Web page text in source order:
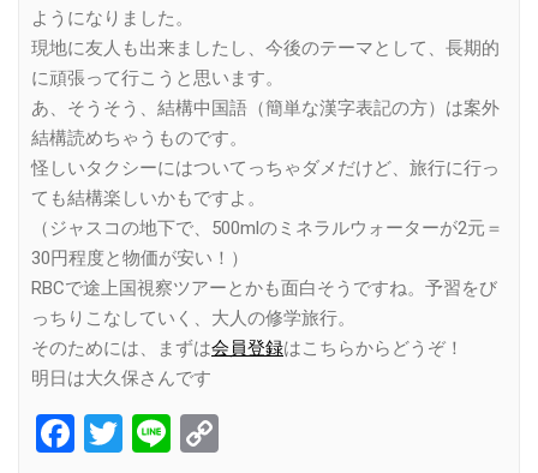
ようになりました。
現地に友人も出来ましたし、今後のテーマとして、長期的
に頑張って行こうと思います。
あ、そうそう、結構中国語（簡単な漢字表記の方）は案外
結構読めちゃうものです。
怪しいタクシーにはついてっちゃダメだけど、旅行に行っ
ても結構楽しいかもですよ。
（ジャスコの地下で、500mlのミネラルウォーターが2元＝
30円程度と物価が安い！）
RBCで途上国視察ツアーとかも面白そうですね。予習をび
っちりこなしていく、大人の修学旅行。
そのためには、まずは会員登録はこちらからどうぞ！
明日は大久保さんです
Facebook
Twitter
Line